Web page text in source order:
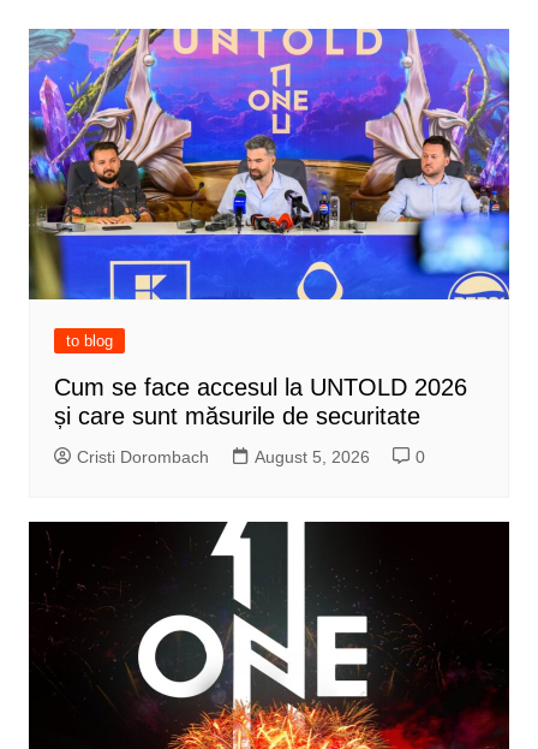
to blog
Cum se face accesul la UNTOLD 2026
și care sunt măsurile de securitate
Cristi Dorombach August 5, 2026 0